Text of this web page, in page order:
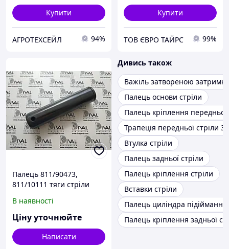
Купити
АГРОТЕХСЕЙЛ 94%
Купити
ТОВ ЄВРО ТАЙРС 99%
Палець 811/90473,
811/10111 тяги стріли
екскаватора
навантажувача JCB
В наявності
Ціну уточнюйте
Написати
Дивись також
Важіль затвореною
Палець основи стріли
Палець кріплення передньої
Трапеція передньої стріли
Втулка стріли
Палець задньої стріли
Палець кріплення стріли
Вставки стріли
Палець циліндра підіймання
Палець кріплення задньої